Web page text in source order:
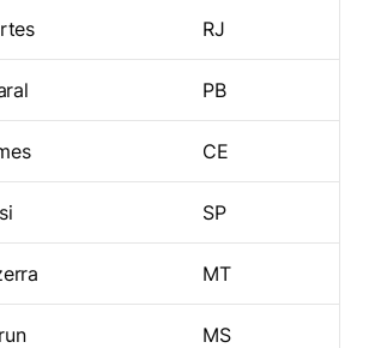
RJ
PB
CE
SP
MT
MS